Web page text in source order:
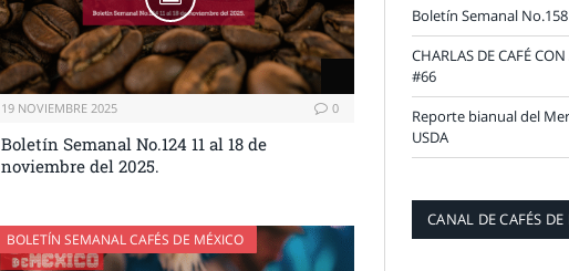
19 NOVIEMBRE 2025 0
Boletín Semanal No.124 11 al 18 de
noviembre del 2025.
BOLETÍN SEMANAL CAFÉS DE MÉXICO
Boletín Semanal
CHARLAS DE CAFÉ
#66
Reporte bianual del
USDA
CANAL DE CAFÉS